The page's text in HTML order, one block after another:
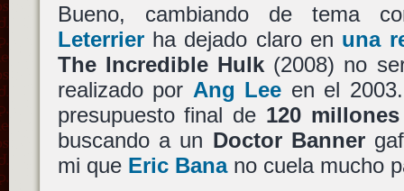
Bueno, cambiando de tema
Leterrierha dejado claro en una
The Incredible Hulk(2008) no
realizado por Ang Lee en el
presupuesto final de 120
buscando a un Doctor Banner
mi que Eric Banano cuela mucho